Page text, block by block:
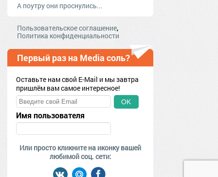
А поутру они проснулись...
Пользовательское соглашение,
Политика конфиденциальности
Первый раз на Media соль?
Оставьте нам свой E-Mail и мы завтра
пришлём вам самое интересное!
OK
Имя пользователя
Или просто кликните на иконку вашей
любимой соц. сети: